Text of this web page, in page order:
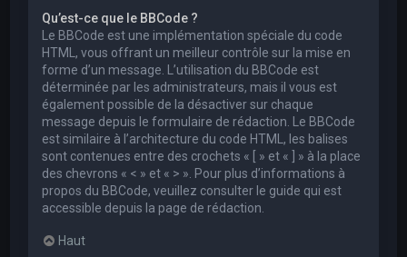
Qu’est-ce que le BBCode ?
Le BBCode est une implémentation spéciale du code
HTML, vous offrant un meilleur contrôle sur la mise en
forme d’un message. L’utilisation du BBCode est
déterminée par les administrateurs, mais il vous est
également possible de la désactiver sur chaque
message depuis le formulaire de rédaction. Le BBCode
est similaire à l’architecture du code HTML, les balises
sont contenues entre des crochets « [ » et « ] » à la place
des chevrons « < » et « > ». Pour plus d’informations à
propos du BBCode, veuillez consulter le guide qui est
accessible depuis la page de rédaction.
Haut